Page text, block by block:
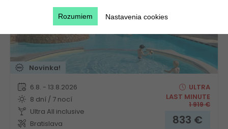
Novinka!
6.8. - 13.8.2026
8 dní / 7 nocí
Ultra All inclusive
Bratislava
ULTRA
LAST MINUTE
1 919€
833 €
Nastavenia cookies
Rozumiem